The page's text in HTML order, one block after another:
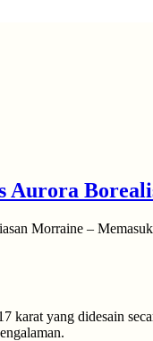
Morraine –
karat yang didesain